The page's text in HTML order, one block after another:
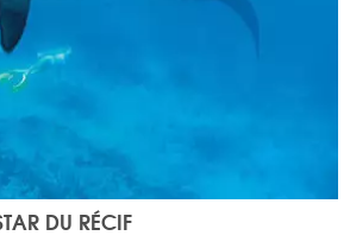
DU RÉCIF